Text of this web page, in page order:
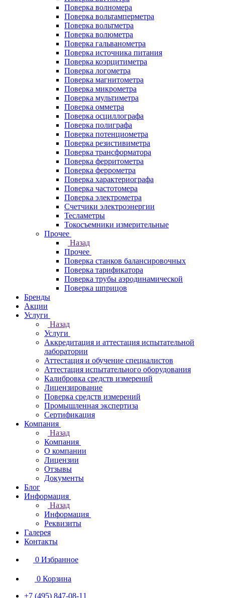
Поверка волномера
Поверка вольтамперметра
Поверка вольтметра
Поверка волюметра
Поверка гальванометра
Поверка источника питания
Поверка коэрцитиметра
Поверка логометра
Поверка магнитометра
Поверка микрометра
Поверка мультиметра
Поверка омметра
Поверка осциллографа
Поверка полиграфа
Поверка потенциометра
Поверка резистивиметра
Поверка трансформатора
Поверка ферритометра
Поверка феррометра
Поверка характериографа
Поверка частотомера
Поверка электрометра
Счетчики электроэнергии
Тесламетры
Токосъемники измерительные
Прочее
Назад
Прочее
Поверка станков балансировочных
Поверка тарификатора
Поверка трубы аэродинамической
Поверка шприцов
Бренды
Акции
Услуги
Назад
Услуги
Аккредитация и аттестация испытательной
лаборатории
Аттестация и обучение специалистов
Аттестация испытательного оборудования
Калибровка средств измерений
Лицензирование
Поверка средств измерений
Промышленная экспертиза
Сертификация
Компания
Назад
Компания
О компании
Лицензии
Отзывы
Документы
Блог
Информация
Назад
Информация
Реквизиты
Галерея
Контакты
0 Избранное
0 Корзина
+7 (495) 847-08-11